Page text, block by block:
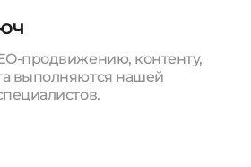
продвижению, контенту,
выполняются нашей